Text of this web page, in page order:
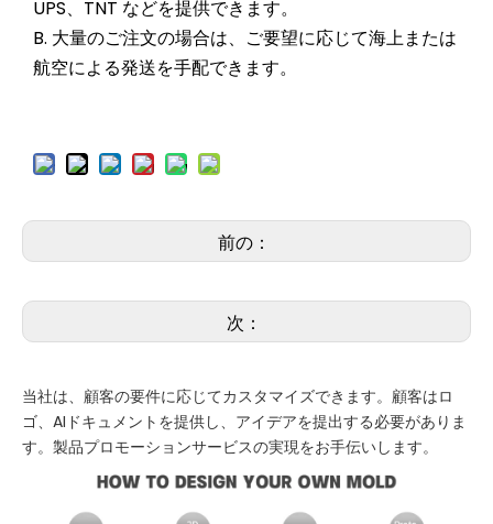
UPS、TNT などを提供できます。
B. 大量のご注文の場合は、ご要望に応じて海上または
航空による発送を手配できます。
前の：
次：
当社は、顧客の要件に応じてカスタマイズできます。顧客はロ
ゴ、AIドキュメントを提供し、アイデアを提出する必要がありま
す。製品プロモーションサービスの実現をお手伝いします。